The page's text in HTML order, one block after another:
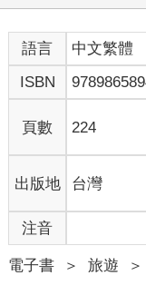
語言 中文繁體
ISBN
頁數 224
出版地 台灣
注音
電子書 ＞ 旅遊 ＞